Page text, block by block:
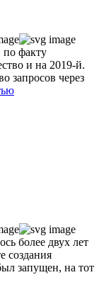
по факту
и на 2019-й.
запросов через
более двух лет
создания
запущен, на тот